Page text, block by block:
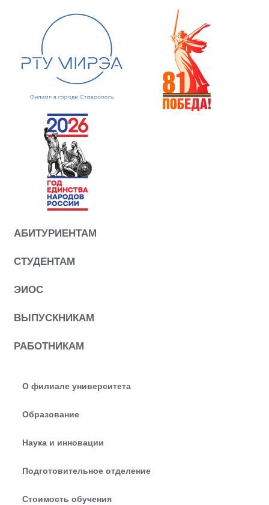
АБИТУРИЕНТАМ
СТУДЕНТАМ
ЭИОС
ВЫПУСКНИКАМ
РАБОТНИКАМ
О филиале университета
Образование
Наука и инновации
Подготовительное отделение
Стоимость обучения